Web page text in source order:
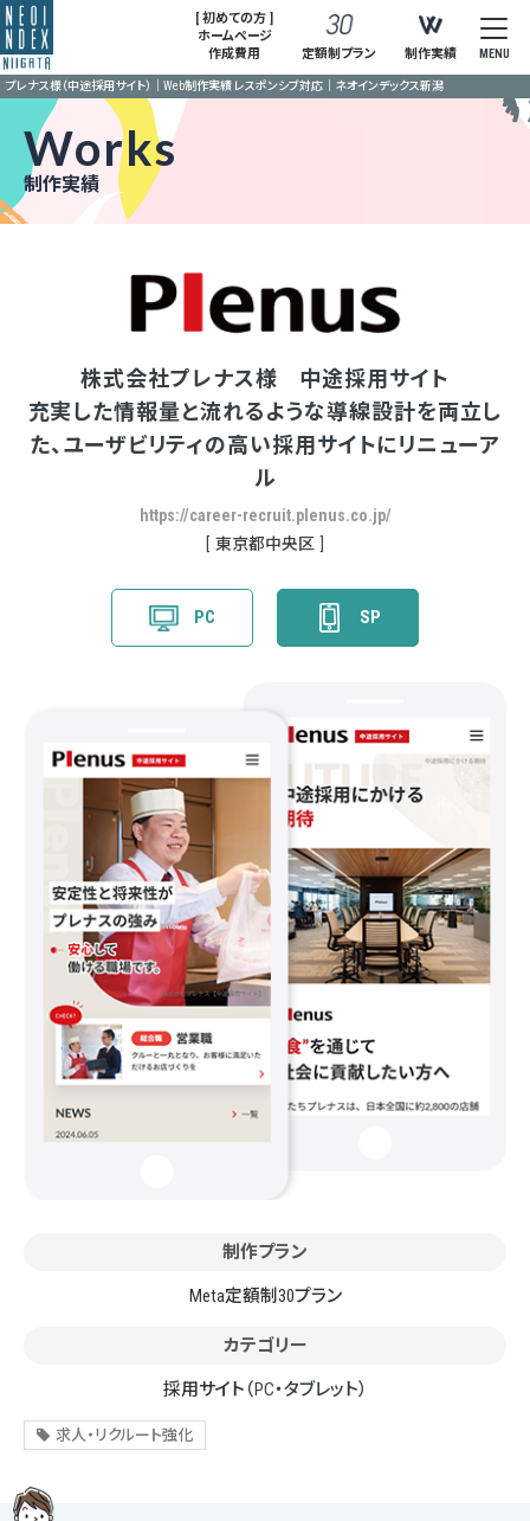
[ 初めての方 ]
ホームページ
作成費用
定額制プラン 制作実績 MENU
プレナス様（中途採用サイト）｜Web制作実績 レスポンシブ対応｜ネオインデックス新潟
Works
制作実績
株式会社プレナス様 中途採用サイト
充実した情報量と流れるような導線設計を両立し
た、ユーザビリティの高い採用サイトにリニューア
ル
https://career-recruit.plenus.co.jp/
東京都中央区
PC SP
制作プラン
Meta定額制30プラン
カテゴリー
採用サイト （PC・タブレット）
求人・リクルート強化